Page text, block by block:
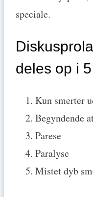
speciale.
deles op i
Kun smerter
Begyndende
Parese
Paralyse
Mistet dyb